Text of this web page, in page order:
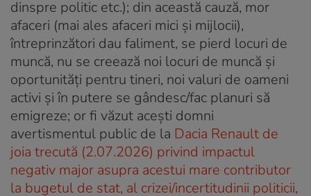
dinspre politic etc.); din această cauză, mor
afaceri (mai ales afaceri mici și mijlocii),
întreprinzători dau faliment, se pierd locuri de
muncă, nu se creează noi locuri de muncă și
oportunități pentru tineri, noi valuri de oameni
activi și în putere se gândesc/fac planuri să
emigreze; or fi văzut acești domni
avertismentul public de la Dacia Renault de
joia trecută (2.07.2026) privind impactul
negativ major asupra acestui mare contributor
la bugetul de stat, al crizei/incertitudinii politicii,